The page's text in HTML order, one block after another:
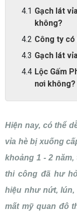
Gạch lát
không?
Công ty
Gạch lát
Lộc Gấm
nơi không?
Hiện nay, có thể
vỉa hè bị xuống
khoảng 1 - 2
thi công đã hư
hiệu như nứt,
mất mỹ quan đô